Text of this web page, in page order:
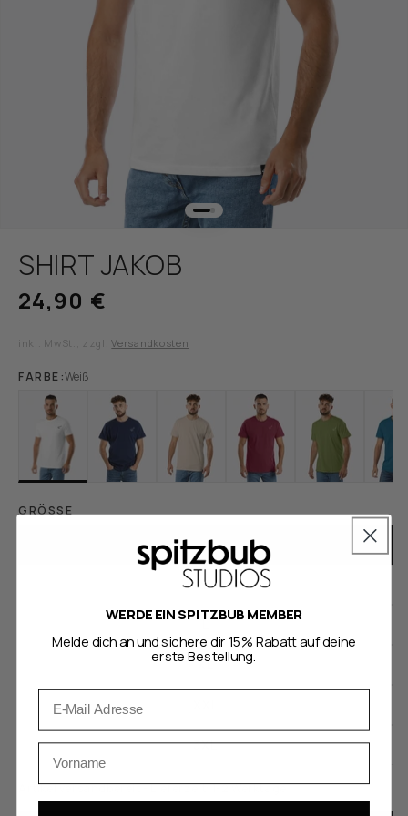
ModalSHIRT JAKOB
Normaler
Preis
24,90 €
inkl. MwSt., zzgl.Versandkosten
FARBE:Weiß
GRÖSSE
S
M
L
XL
3XL
Artikel versandbereit - Lieferzeit: 1-2 Werktage
WERDE EIN SPITZBUB MEMBER
Melde dich an und sichere dir 15% Rabatt auf deine
erste Bestellung.